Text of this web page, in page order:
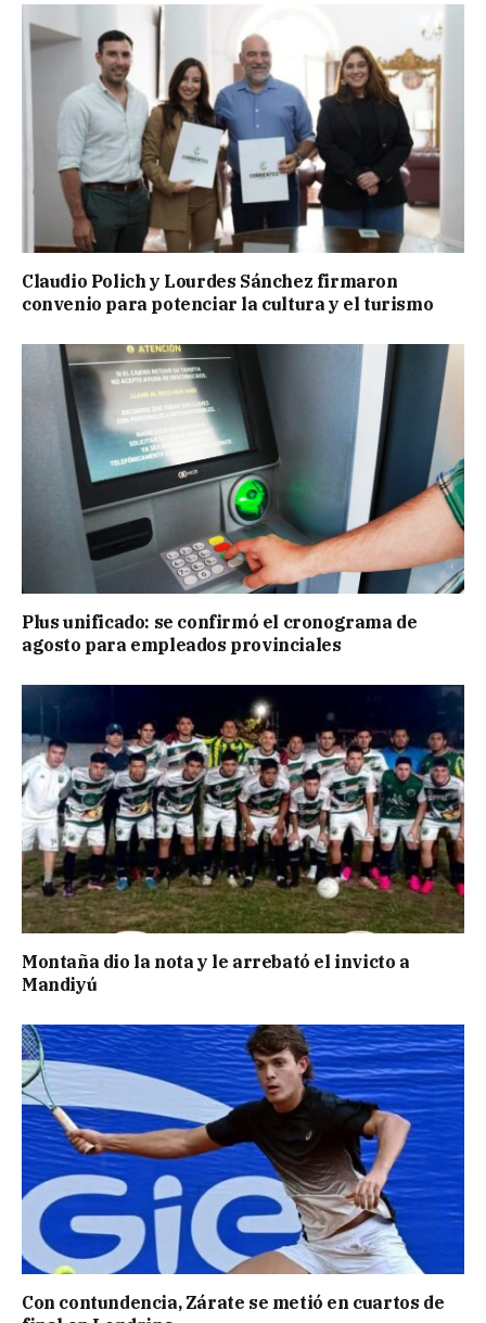
Claudio Polich y Lourdes Sánchez firmaron
convenio para potenciar la cultura y el turismo
Plus unificado: se confirmó el cronograma de
agosto para empleados provinciales
Montaña dio la nota y le arrebató el invicto a
Mandiyú
Con contundencia, Zárate se metió en cuartos de